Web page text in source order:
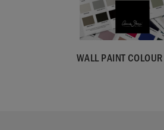
Fabriqué au Royaume-Uni. Importé et
Annie Sloan Europe GmbH.
WALL PAINT